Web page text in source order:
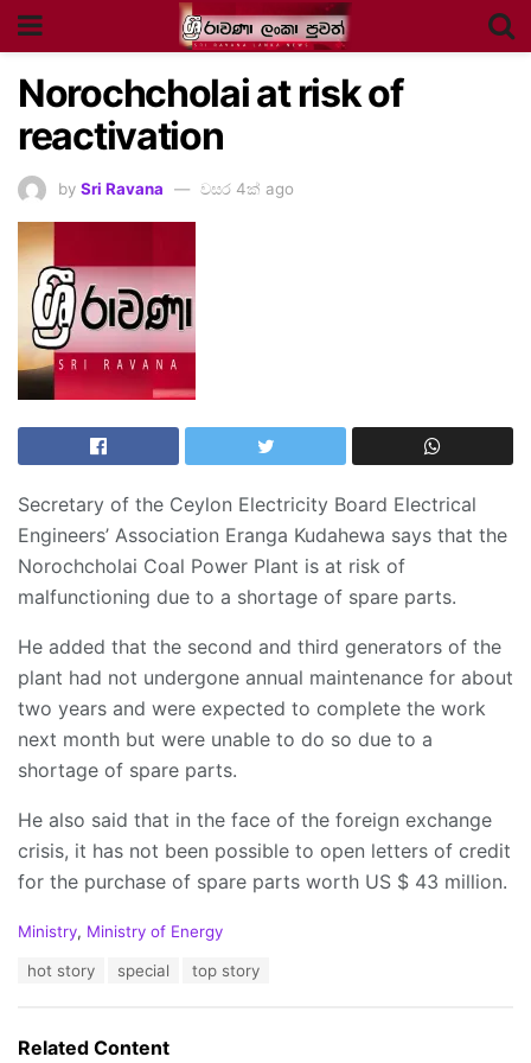
Norochcholai at risk of
reactivation
by Sri Ravana වසර 4ක් ago
Secretary of the Ceylon Electricity Board Electrical
Engineers’ Association Eranga Kudahewa says that the
Norochcholai Coal Power Plant is at risk of
malfunctioning due to a shortage of spare parts.
He added that the second and third generators of the
plant had not undergone annual maintenance for about
two years and were expected to complete the work
next month but were unable to do so due to a
shortage of spare parts.
He also said that in the face of the foreign exchange
crisis, it has not been possible to open letters of credit
for the purchase of spare parts worth US $ 43 million.
C
o
r
Ministry, Ministry of Energy
:
hot story special top story
Related Content